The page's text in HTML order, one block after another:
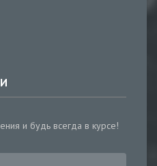
и будь всегда в курсе!